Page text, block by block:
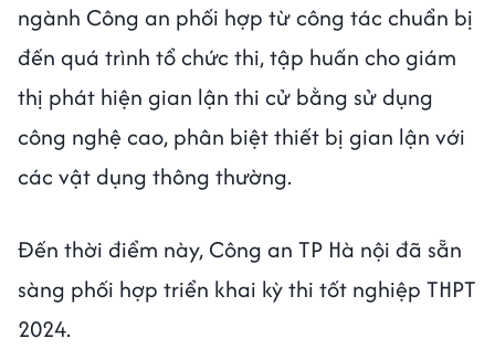
ngành Công an phối hợp từ công tác chuẩn bị
đến quá trình tổ chức thi, tập huấn cho giám
thị phát hiện gian lận thi cử bằng sử dụng
công nghệ cao, phân biệt thiết bị gian lận với
các vật dụng thông thường.
Đến thời điểm này, Công an TP Hà nội đã sẵn
sàng phối hợp triển khai kỳ thi tốt nghiệp THPT
2024.